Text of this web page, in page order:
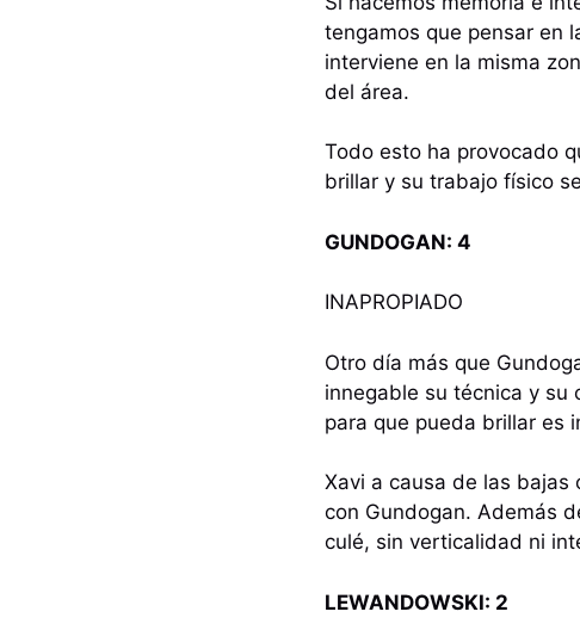
tengamos que pensar en
interviene en la misma
del área.
Todo esto ha provocado
brillar y su trabajo físico
GUNDOGAN: 4
INAPROPIADO
Otro día más que
innegable su técnica y
para que pueda brillar es
Xavi a causa de las
con Gundogan. Además
culé, sin verticalidad ni
LEWANDOWSKI: 2